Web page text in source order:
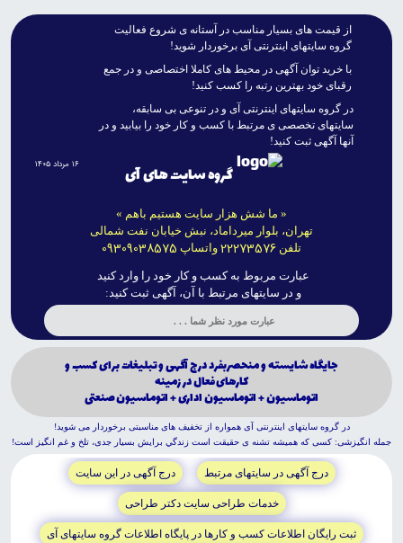
از قيمت هاى بسيار مناسب در آستانه ى شروع فعاليت
گروه سايتهاى اينترنتى آى برخوردار شويد!
با خريد توان آگهى در محيط هاى کاملا اختصاصى و در جمع
رقباى خود بهترين رتبه را کسب کنيد!
در گروه سايتهاى اينترنتى آى و در تنوعى بى سابقه،
سايتهاى تخصصى ى مرتبط با کسب و کار خود را بيابيد و در
آنها آگهى ثبت کنيد!
گروه سایت های آی
« ما شش هزار سایت هستیم باهم »
تهران، بلوار میرداماد، نبش خیابان نفت شمالی
تلفن 22273576 واتساپ 09309038575
۱۶ مرداد ۱۴۰۵
عبارت مربوط به کسب و کار خود را وارد کنید
و در سایتهای مرتبط با آن، آگهی ثبت کنید:
جايگاه شايسته و منحصربفرد درج آگهى و تبليغات براى كسب و
كارهاى فعال در زمينه
اتوماسيون + اتوماسيون ادارى + اتوماسيون صنعتى
در گروه سايتهاى اينترنتى آى همواره از تخفيف هاى مناسبتى برخوردار مى شويد!
جمله انگيزشى: کسى که هميشه تشنه ى حقيقت است زندگي برايش بسيار جدى، تلخ و غم انگيز است!
درج آگهى در سايتهاى مرتبط درج آگهى در اين سايت
خدمات طراحى سايت دکتر طراحى
ثبت رايگان اطلاعات کسب و کارها در پايگاه اطلاعات گروه سايتهاى آى